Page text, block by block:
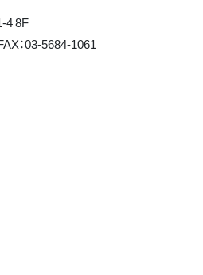
4 8F
：03-5684-1061